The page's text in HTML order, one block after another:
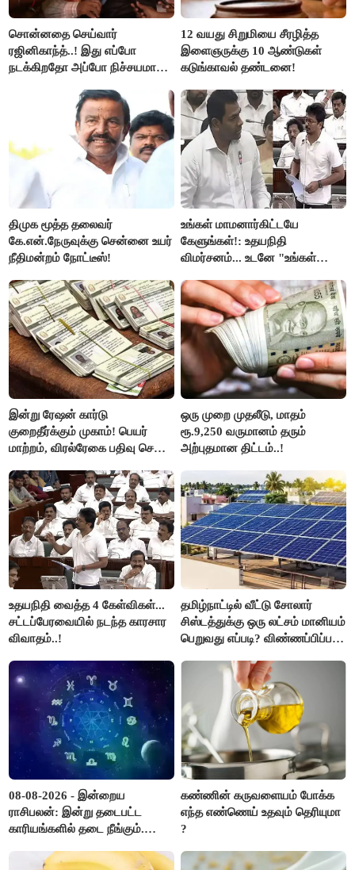
சொன்னதை செய்வார்
ரஜினிகாந்த்..! இது எப்போ
நடக்கிறதோ அப்போ நிச்சயமாக
ரஜினிகாந்த்..!
12 வயது சிறுமியை சீரழித்த
இளைஞருக்கு 10 ஆண்டுகள்
கடுங்காவல் தண்டனை!
திமுக மூத்த தலைவர்
கே.என்.நேருவுக்கு சென்னை உயர்
நீதிமன்றம் நோட்டீஸ்!
உங்கள் மாமனார்கிட்டயே
கேளுங்கள்!: உதயநிதி
விமர்சனம்... உடனே "உங்கள்
ஆதவ் அர்ஜுனா பதிலடி!
இன்று ரேஷன் கார்டு
குறைதீர்க்கும் முகாம்! பெயர்
மாற்றம், விரல்ரேகை பதிவு செய்ய
ஒரு முறை முதலீடு, மாதம்
ரூ.9,250 வருமானம் தரும்
அற்புதமான திட்டம்..!
உதயநிதி வைத்த 4 கேள்விகள்...
சட்டப்பேரவையில் நடந்த காரசார
விவாதம்..!
தமிழ்நாட்டில் வீட்டு சோலார்
சிஸ்டத்துக்கு ஒரு லட்சம் மானியம்
பெறுவது எப்படி? விண்ணப்பிப்பது
08-08-2026 - இன்றைய
ராசிபலன்: இன்று தடைபட்ட
காரியங்களில் தடை நீங்கும்.
இருக்கும். ஆன்மீக எண்ணம்
கண்ணின் கருவளையம் போக்க
எந்த எண்ணெய் உதவும் தெரியுமா
?